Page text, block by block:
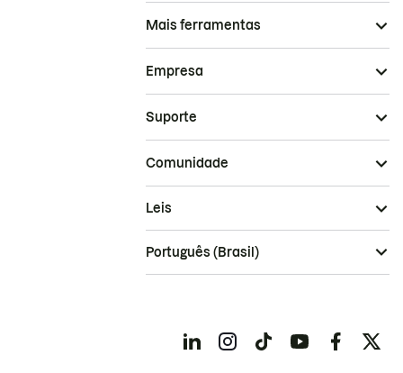
Mais ferramentas
Empresa
Suporte
Comunidade
Leis
Português (Brasil)